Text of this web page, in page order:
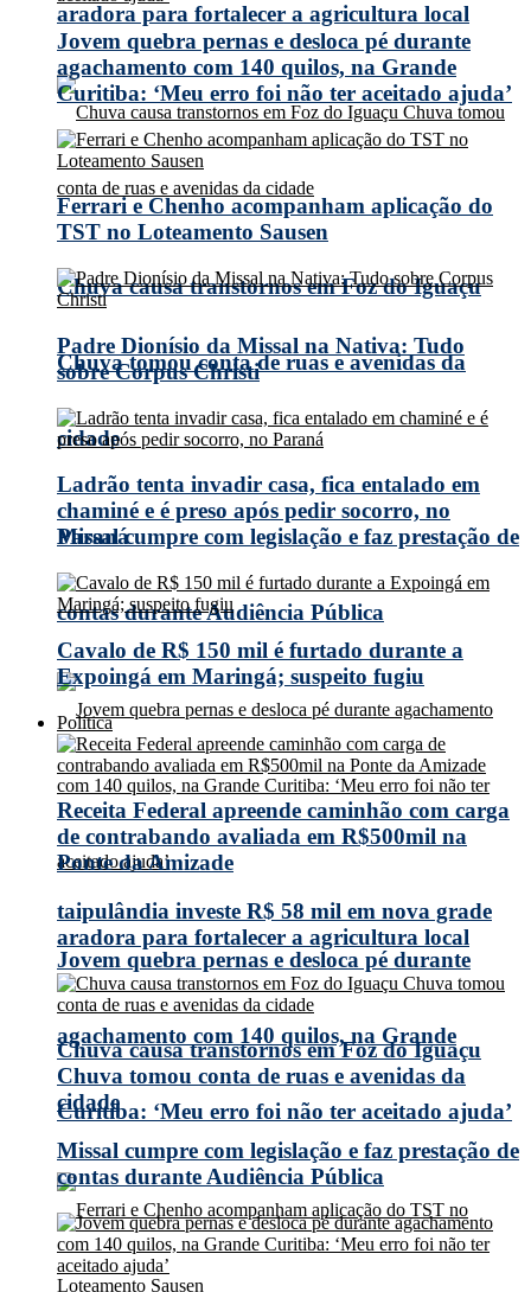
aradora para fortalecer a agricultura local
Chuva causa transtornos em Foz do Iguaçu
Chuva tomou conta de ruas e avenidas da
cidade
Missal cumpre com legislação e faz prestação de
contas durante Audiência Pública
Jovem quebra pernas e desloca pé durante
agachamento com 140 quilos, na Grande
Curitiba: ‘Meu erro foi não ter aceitado ajuda’
Jovem quebra pernas e desloca pé durante
agachamento com 140 quilos, na Grande
Curitiba: ‘Meu erro foi não ter aceitado ajuda’
Ferrari e Chenho acompanham aplicação do
TST no Loteamento Sausen
Padre Dionísio da Missal na Nativa: Tudo
sobre Corpus Christi
Ladrão tenta invadir casa, fica entalado em
chaminé e é preso após pedir socorro, no
Paraná
Cavalo de R$ 150 mil é furtado durante a
Expoingá em Maringá; suspeito fugiu
Política
Receita Federal apreende caminhão com carga
de contrabando avaliada em R$500mil na
Ponte da Amizade
taipulândia investe R$ 58 mil em nova grade
aradora para fortalecer a agricultura local
Chuva causa transtornos em Foz do Iguaçu
Chuva tomou conta de ruas e avenidas da
cidade
Missal cumpre com legislação e faz prestação de
contas durante Audiência Pública